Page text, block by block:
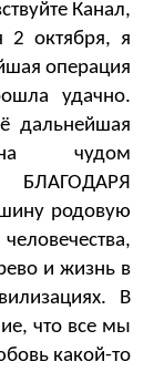
Канал,
2 октября, я
операция
удачно.
дальнейшая
чудом
БЛАГОДАРЯ
родовую
и жизнь в
В
что все мы
какой-то